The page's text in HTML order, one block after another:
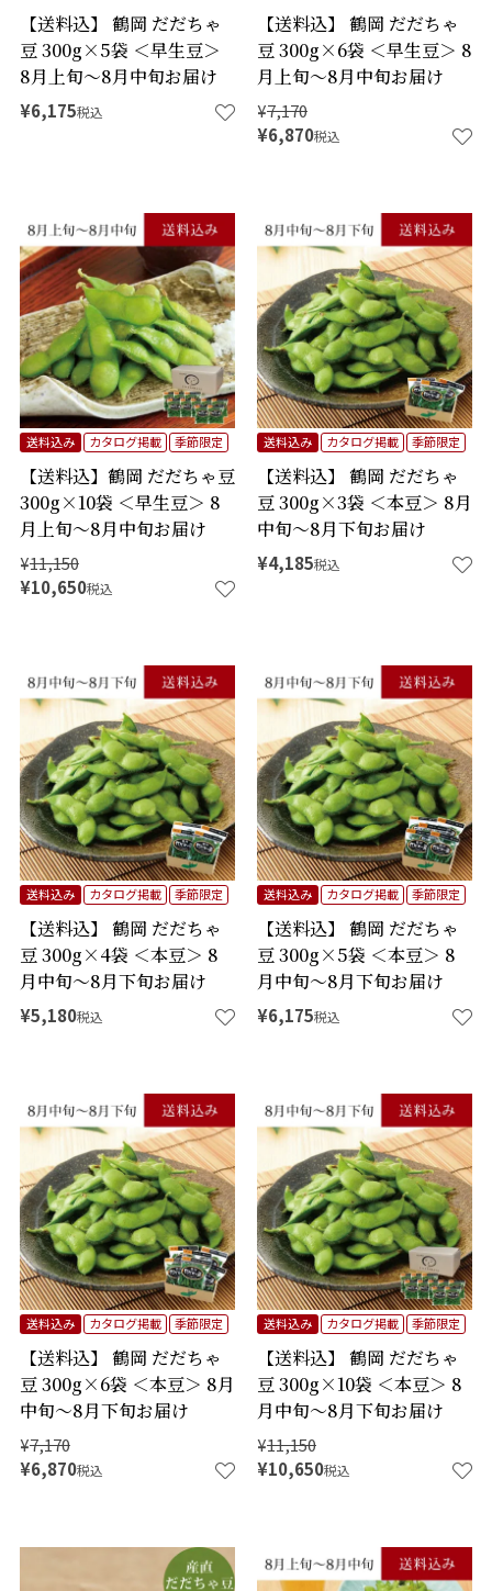
【送料込】 鶴岡 だだちゃ
豆 300g×5袋 ＜早生豆＞
8月上旬～8月中旬お届け
¥6,175税込
【送料込】 鶴岡 だだちゃ
豆 300g×6袋 ＜早生豆＞ 8
月上旬～8月中旬お届け
¥7,170
¥6,870税込
【送料込】鶴岡 だだちゃ豆
300g×10袋 ＜早生豆＞ 8
月上旬～8月中旬お届け
送料込み カタログ掲載 季節限定
¥11,150
¥10,650税込
【送料込】 鶴岡 だだちゃ
豆 300g×3袋 ＜本豆＞ 8月
中旬～8月下旬お届け
送料込み カタログ掲載 季節限定
¥4,185税込
【送料込】 鶴岡 だだちゃ
豆 300g×4袋 ＜本豆＞ 8
月中旬～8月下旬お届け
送料込み カタログ掲載 季節限定
¥5,180税込
【送料込】 鶴岡 だだちゃ
豆 300g×5袋 ＜本豆＞ 8
月中旬～8月下旬お届け
送料込み カタログ掲載 季節限定
¥6,175税込
【送料込】 鶴岡 だだちゃ
豆 300g×6袋 ＜本豆＞ 8月
中旬～8月下旬お届け
送料込み カタログ掲載 季節限定
¥7,170
¥6,870税込
【送料込】 鶴岡 だだちゃ
豆 300g×10袋 ＜本豆＞ 8
月中旬～8月下旬お届け
送料込み カタログ掲載 季節限定
¥11,150
¥10,650税込